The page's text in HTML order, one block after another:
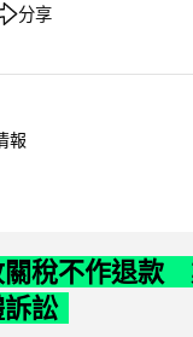
分享
報
關稅不作退款
訟